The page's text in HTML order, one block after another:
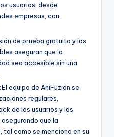
usuarios, desde
empresas, con
de prueba gratuita y los
aseguran que la
sea accesible sin una
El equipo de AniFuzion se
regulares,
de los usuarios y las
que la
como se menciona en su